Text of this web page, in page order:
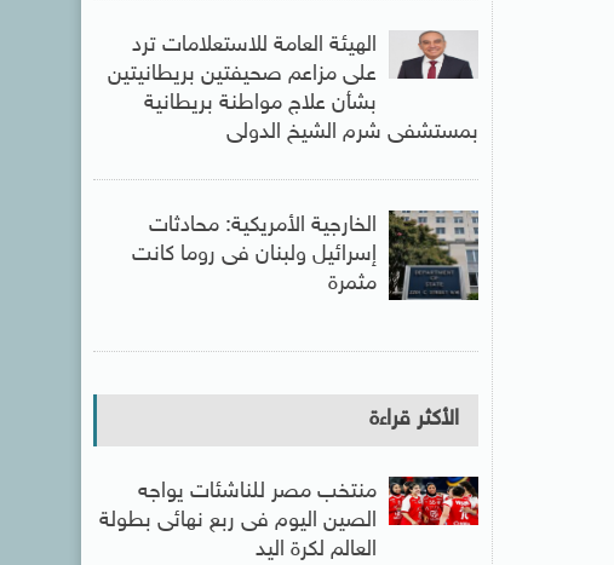
الهيئة العامة للاستعلامات ترد
على مزاعم صحيفتين بريطانيتين
بشأن علاج مواطنة بريطانية
بمستشفى شرم الشيخ الدولى
الخارجية الأمريكية: محادثات
إسرائيل ولبنان فى روما كانت
مثمرة
الأكثر قراءة
منتخب مصر للناشئات يواجه
الصين اليوم فى ربع نهائى بطولة
العالم لكرة اليد